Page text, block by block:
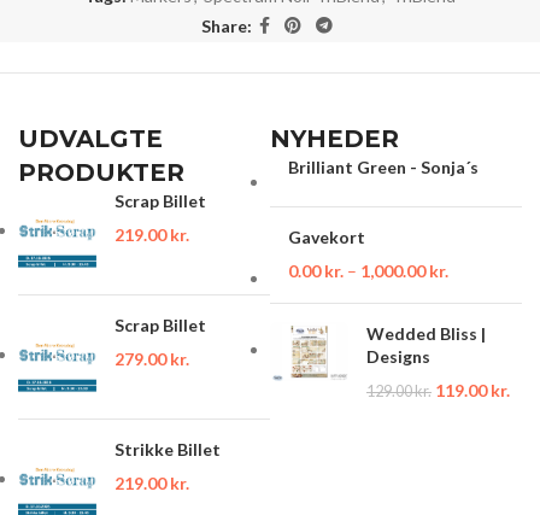
Share:
UDVALGTE
PRODUKTER
Scrap Billet
219.00kr.
Scrap Billet
279.00kr.
Strikke Billet
219.00kr.
NYHEDER
Brilliant Green - Sonja´s
Gavekort
0.00kr. – 1,000.00kr.
Wedded Bliss |
Designs
129.00kr. 119.00kr.